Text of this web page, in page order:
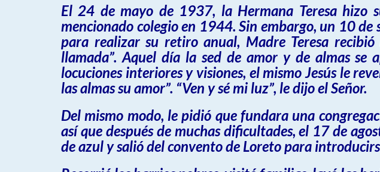
El 24 de mayo de 1937, la Hermana Teresa hizo
mencionado colegio en 1944. Sin embargo, un 10
para realizar su retiro anual, Madre Teresa
llamada”. Aquel día la sed de amor y de almas se
locuciones interiores y visiones, el mismo Jesús le
las almas su amor”. “Ven y sé mi luz”, le dijo el Señor.
Del mismo modo, le pidió que fundara una
así que después de muchas dificultades, el 17 de
de azul y salió del convento de Loreto para